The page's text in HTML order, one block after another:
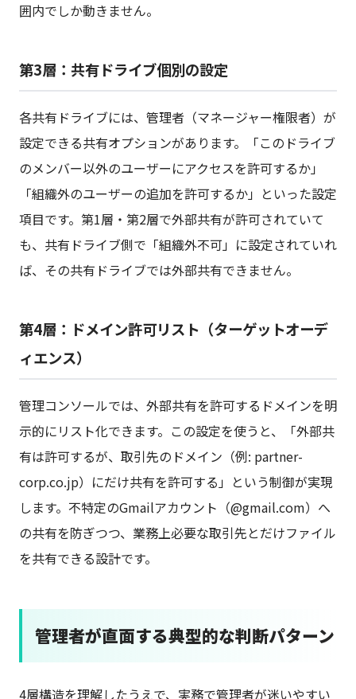
囲内でしか動きません。
第3層：共有ドライブ個別の設定
各共有ドライブには、管理者（マネージャー権限者）が
設定できる共有オプションがあります。「このドライブ
のメンバー以外のユーザーにアクセスを許可するか」
「組織外のユーザーの追加を許可するか」といった設定
項目です。第1層・第2層で外部共有が許可されていて
も、共有ドライブ側で「組織外不可」に設定されていれ
ば、その共有ドライブでは外部共有できません。
第4層：ドメイン許可リスト（ターゲットオーデ
ィエンス）
管理コンソールでは、外部共有を許可するドメインを明
示的にリスト化できます。この設定を使うと、「外部共
有は許可するが、取引先のドメイン（例: partner-
corp.co.jp）にだけ共有を許可する」という制御が実現
します。不特定のGmailアカウント（@gmail.com）へ
の共有を防ぎつつ、業務上必要な取引先とだけファイル
を共有できる設計です。
管理者が直面する典型的な判断パターン
4層構造を理解したうえで、実務で管理者が迷いやすい